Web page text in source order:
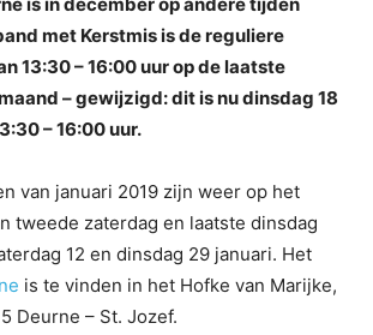
met Kerstmis is de reguliere
13:30 – 16:00 uur op de laatste
– gewijzigd: dit is nu dinsdag 18
– 16:00 uur.
van januari 2019 zijn weer op het
tweede zaterdag en laatste dinsdag
12 en dinsdag 29 januari. Het
is te vinden in het Hofke van Marijke,
Deurne – St. Jozef.